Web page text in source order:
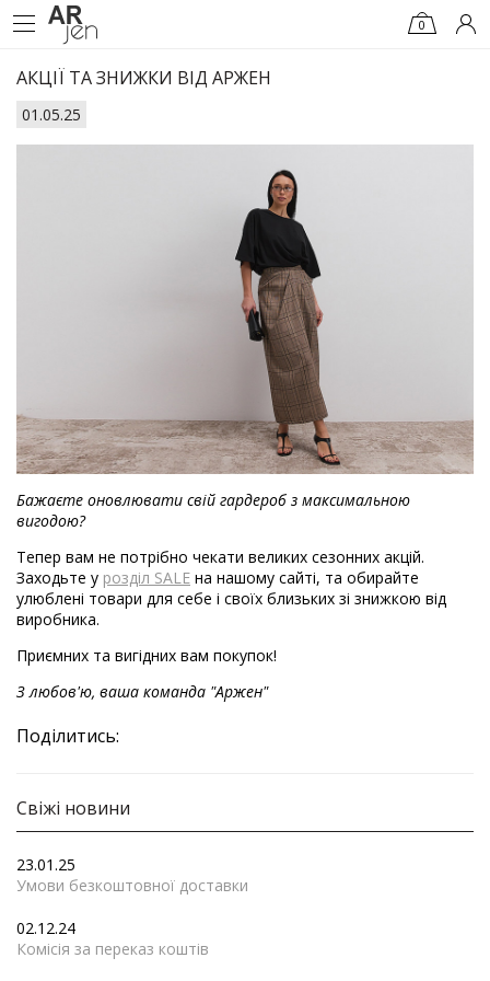
0
АКЦІЇ ТА ЗНИЖКИ ВІД АРЖЕН
01.05.25
Бажаєте оновлювати свій гардероб з максимальною
вигодою?
Тепер вам не потрібно чекати великих сезонних акцій.
Заходьте у розділ SALE на нашому сайті, та обирайте
улюблені товари для себе і своїх близьких зі знижкою від
виробника.
Приємних та вигідних вам покупок!
З любов'ю, ваша команда "Аржен"
Поділитись:
Свіжі новини
23.01.25
Умови безкоштовної доставки
02.12.24
Комісія за переказ коштів